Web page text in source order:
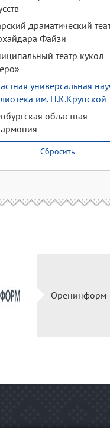
драматический
Файзи
театр кукол
универсальная
им. Н.К.Крупской
областная
Сбросить
Оренинформ